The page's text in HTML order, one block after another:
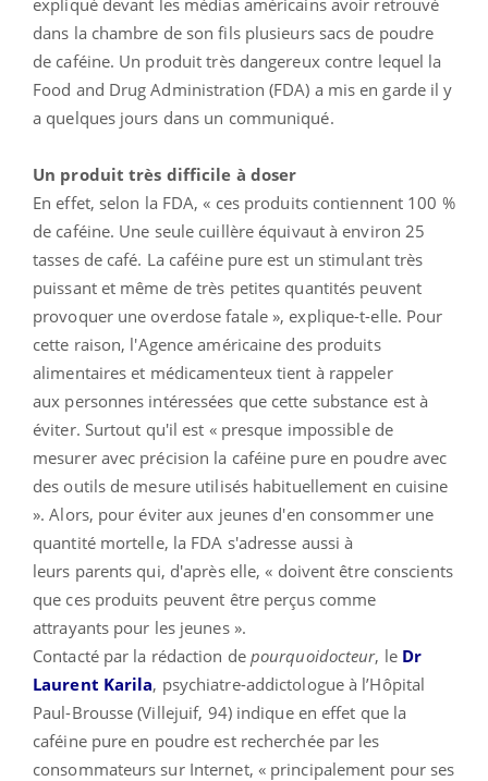
dans la chambre de son fils plusieurs sacs de poudre
de caféine. Un produit très dangereux contre lequel la
Food and Drug Administration (FDA) a mis en garde il y
a quelques jours dans un communiqué.
Un produit très difficile à doser
En effet, selon la FDA, « ces produits contiennent 100 %
de caféine. Une seule cuillère équivaut à environ 25
tasses de café. La caféine pure est un stimulant très
puissant et même de très petites quantités peuvent
provoquer une overdose fatale », explique-t-elle. Pour
cette raison, l'Agence américaine des produits
alimentaires et médicamenteux tient à rappeler
aux personnes intéressées que cette substance est à
éviter. Surtout qu'il est « presque impossible de
mesurer avec précision la caféine pure en poudre avec
des outils de mesure utilisés habituellement en cuisine
». Alors, pour éviter aux jeunes d'en consommer une
quantité mortelle, la FDA s'adresse aussi à
leurs parents qui, d'après elle, « doivent être conscients
que ces produits peuvent être perçus comme
attrayants pour les jeunes ».
Contacté par la rédaction de pourquoidocteur, le Dr
Laurent Karila, psychiatre-addictologue à l’Hôpital
Paul-Brousse (Villejuif, 94) indique en effet que la
caféine pure en poudre est recherchée par les
consommateurs sur Internet, « principalement pour ses